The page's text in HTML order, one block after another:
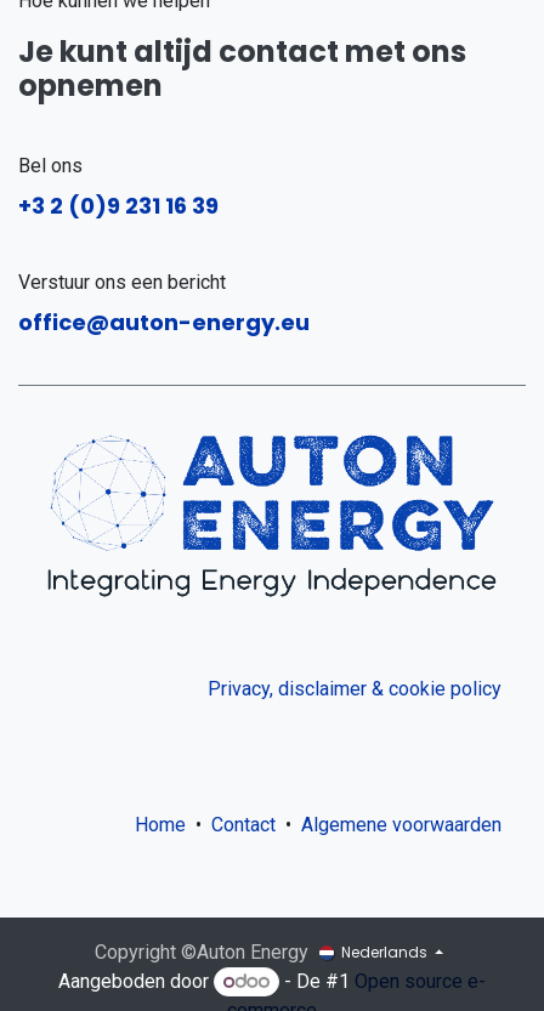
Je kunt altijd contact met ons
opnemen
Bel ons
+3 2 (0)9 231 16 39
Verstuur ons een bericht
office@auton-energy.eu
Privacy, disclaimer & cookie policy
Home • Contact • Algemene voorwaarden
Copyright ©Auton Energy Nederlands
Aangeboden door - De #1 Open source e-